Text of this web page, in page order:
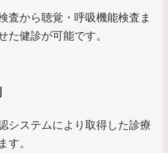
査から聴覚・呼吸機能検査ま
た健診が可能です。
システムにより取得した診療
す。